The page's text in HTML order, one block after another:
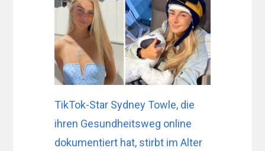
TikTok-Star Sydney Towle, die
ihren Gesundheitsweg online
dokumentiert hat, stirbt im Alter